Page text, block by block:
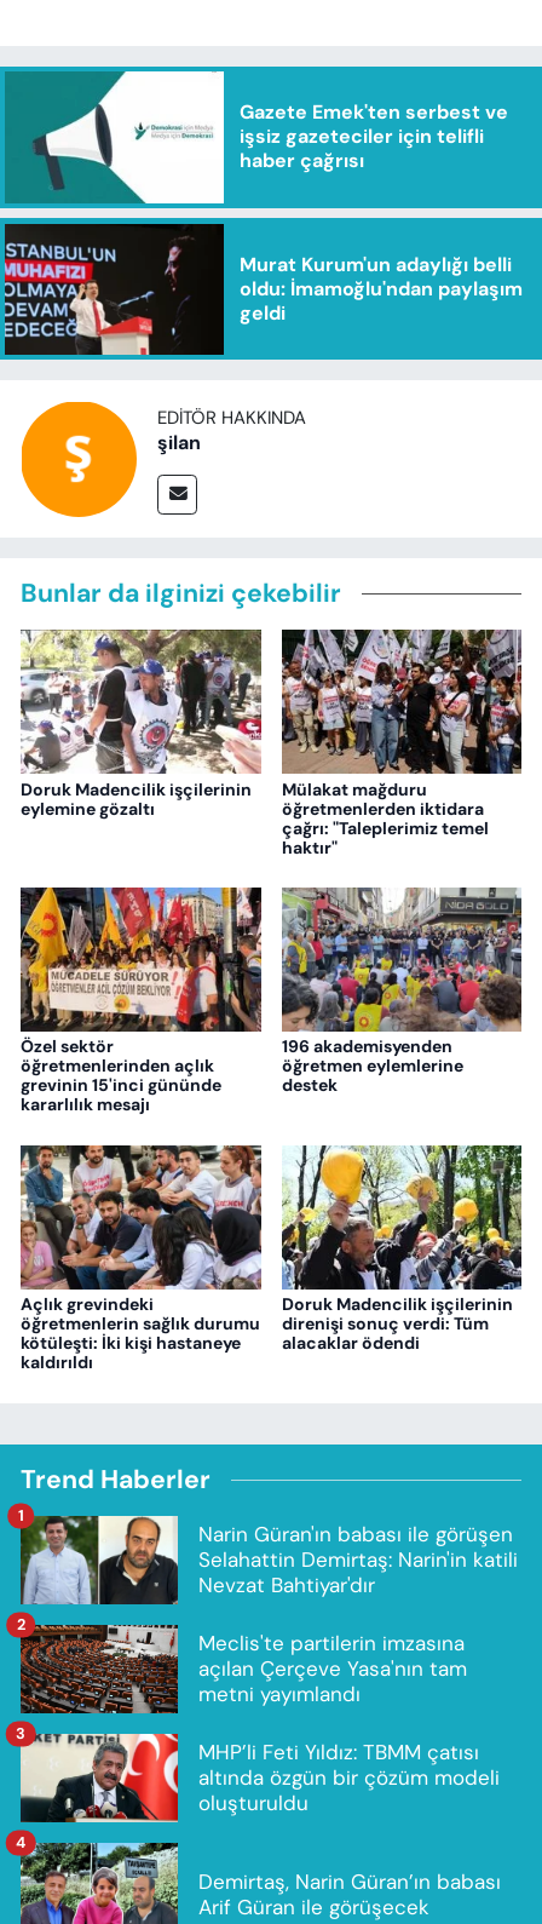
Gazete Emek'ten serbest ve
işsiz gazeteciler için telifli
haber çağrısı
Murat Kurum'un adaylığı belli
oldu: İmamoğlu'ndan paylaşım
geldi
EDITÖR HAKKINDA
şilan
Bunlar da ilginizi çekebilir
Doruk Madencilik işçilerinin
eylemine gözaltı
Mülakat mağduru
öğretmenlerden iktidara
çağrı: "Taleplerimiz temel
haktır"
Özel sektör
öğretmenlerinden açlık
grevinin 15'inci gününde
kararlılık mesajı
196 akademisyenden
öğretmen eylemlerine
destek
Açlık grevindeki
öğretmenlerin sağlık durumu
kötüleşti: İki kişi hastaneye
kaldırıldı
Doruk Madencilik işçilerinin
direnişi sonuç verdi: Tüm
alacaklar ödendi
Trend Haberler
Narin Güran'ın babası ile görüşen
Selahattin Demirtaş: Narin'in katili
Nevzat Bahtiyar'dır
1
Meclis'te partilerin imzasına
açılan Çerçeve Yasa'nın tam
metni yayımlandı
2
MHP’li Feti Yıldız: TBMM çatısı
altında özgün bir çözüm modeli
oluşturuldu
3
Demirtaş, Narin Güran’ın babası
Arif Güran ile görüşecek
4